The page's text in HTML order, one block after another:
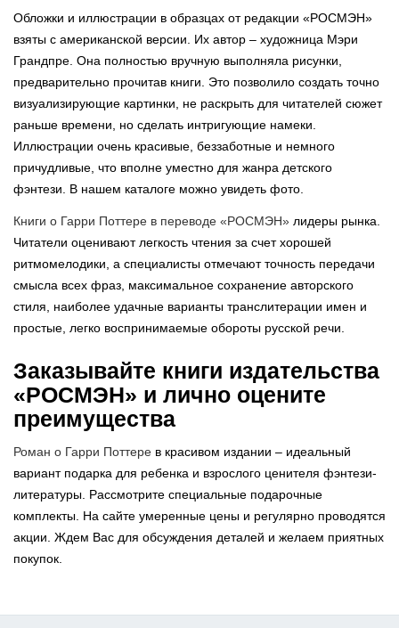
Обложки и иллюстрации в образцах от редакции «РОСМЭН»
взяты с американской версии. Их автор – художница Мэри
Грандпре. Она полностью вручную выполняла рисунки,
предварительно прочитав книги. Это позволило создать точно
визуализирующие картинки, не раскрыть для читателей сюжет
раньше времени, но сделать интригующие намеки.
Иллюстрации очень красивые, беззаботные и немного
причудливые, что вполне уместно для жанра детского
фэнтези. В нашем каталоге можно увидеть фото.
Книги о Гарри Поттере в переводе «РОСМЭН» лидеры рынка.
Читатели оценивают легкость чтения за счет хорошей
ритмомелодики, а специалисты отмечают точность передачи
смысла всех фраз, максимальное сохранение авторского
стиля, наиболее удачные варианты транслитерации имен и
простые, легко воспринимаемые обороты русской речи.
Заказывайте книги издательства
«РОСМЭН» и лично оцените
преимущества
Роман о Гарри Поттере в красивом издании – идеальный
вариант подарка для ребенка и взрослого ценителя фэнтези-
литературы. Рассмотрите специальные подарочные
комплекты. На сайте умеренные цены и регулярно проводятся
акции. Ждем Вас для обсуждения деталей и желаем приятных
покупок.